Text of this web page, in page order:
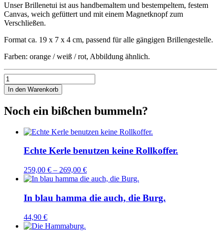
Unser Brillenetui ist aus handbemaltem und bestempeltem, festem
Canvas, weich gefüttert und mit einem Magnetknopf zum
Verschließen.
Format ca. 19 x 7 x 4 cm, passend für alle gängigen Brillengestelle.
Farben: orange / weiß / rot, Abbildung ähnlich.
Mit
klarem
Blick
sicherer
Menge
In den Warenkorb
Noch ein bißchen bummeln?
Echte Kerle benutzen keine Rollkoffer.
259,00 € – 269,00 €
In blau hamma die auch, die Burg.
44,90 €